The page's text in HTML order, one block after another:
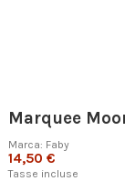
Marquee
Marca: Faby
14,50 €
Tasse incluse